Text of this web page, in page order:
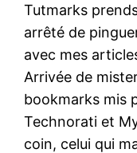
Tutmarks
arrêté de
avec mes
Arrivée de
bookmarks mis
Technorati et
coin, celui qui